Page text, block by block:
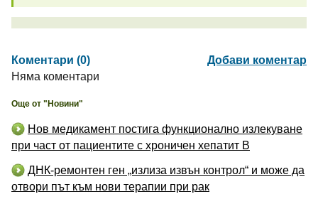
Коментари (0)
Добави коментар
Няма коментари
Още от "Новини"
Нов медикамент постига функционално излекуване
при част от пациентите с хроничен хепатит B
ДНК-ремонтен ген „излиза извън контрол“ и може да
отвори път към нови терапии при рак